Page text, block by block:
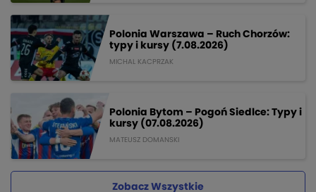
Polonia Warszawa – Ruch Chorzów:
typy i kursy (7.08.2026)
MICHAL KACPRZAK
Polonia Bytom – Pogoń Siedlce: Typy i
kursy (07.08.2026)
MATEUSZ DOMANSKI
Zobacz Wszystkie